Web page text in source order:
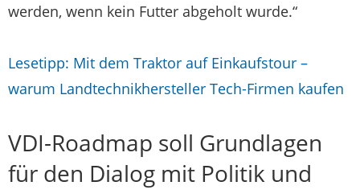
werden, wenn kein Futter abgeholt wurde.“
Lesetipp: Mit dem Traktor auf Einkaufstour –
warum Landtechnikhersteller Tech-Firmen kaufen
VDI-Roadmap soll Grundlagen
für den Dialog mit Politik und